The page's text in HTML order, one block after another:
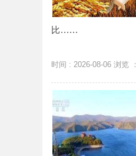
比......
时间 : 2026-08-06 浏览 ：